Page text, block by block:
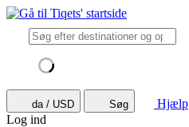
da / USD Søg
Hjælp
Log ind